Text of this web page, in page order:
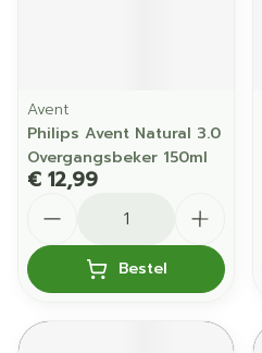
Avent
Philips Avent Natural 3.0
Overgangsbeker 150ml
€ 12,99
Bestel